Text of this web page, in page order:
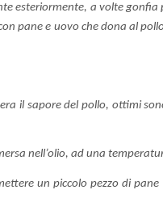
esteriormente, a volte gonfia
pane e uovo che dona al
il sapore del pollo, ottimi
nell’olio, ad una
un piccolo pezzo di pane